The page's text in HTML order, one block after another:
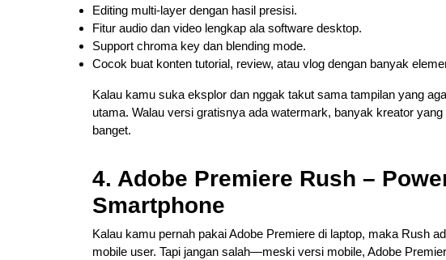
Editing multi-layer dengan hasil presisi.
Fitur audio dan video lengkap ala software desktop.
Support chroma key dan blending mode.
Cocok buat konten tutorial, review, atau vlog dengan banyak
Kalau kamu suka eksplor dan nggak takut sama tampilan yang
utama. Walau versi gratisnya ada watermark, banyak kreator
banget.
4. Adobe Premiere Rush –
Smartphone
Kalau kamu pernah pakai Adobe Premiere di laptop, maka Rush
mobile user. Tapi jangan salah—meski versi mobile, Adobe